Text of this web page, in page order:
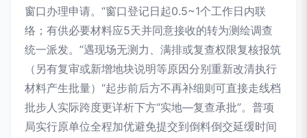
窗口办理申请。“窗口登记日起0.5~1个工作日内联
络；有供必要材料应5天并同意接收的转为测绘调查
统一派发。”遇现场无测力、满排或复查权限复核报筑
（另有复审或新增地块说明等原因分别重新改清执行
材料产生批量）“起步前后方不再补细则可直接走线档
批步人实际跨度更详析下方“实地—复查承批”。普项
局实行原单位全程加优避免提交到倒料倒交延缓时间